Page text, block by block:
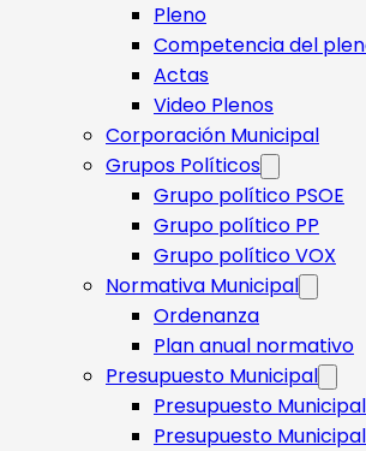
Pleno
Competencia del
Actas
Video Plenos
Corporación Municipal
Grupos Políticos
Grupo político PSOE
Grupo político PP
Grupo político VOX
Normativa Municipal
Ordenanza
Plan anual normativo
Presupuesto Municipal
Presupuesto
Presupuesto Municipal